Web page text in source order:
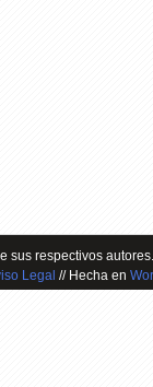
sus respectivos
Legal // Hecha en